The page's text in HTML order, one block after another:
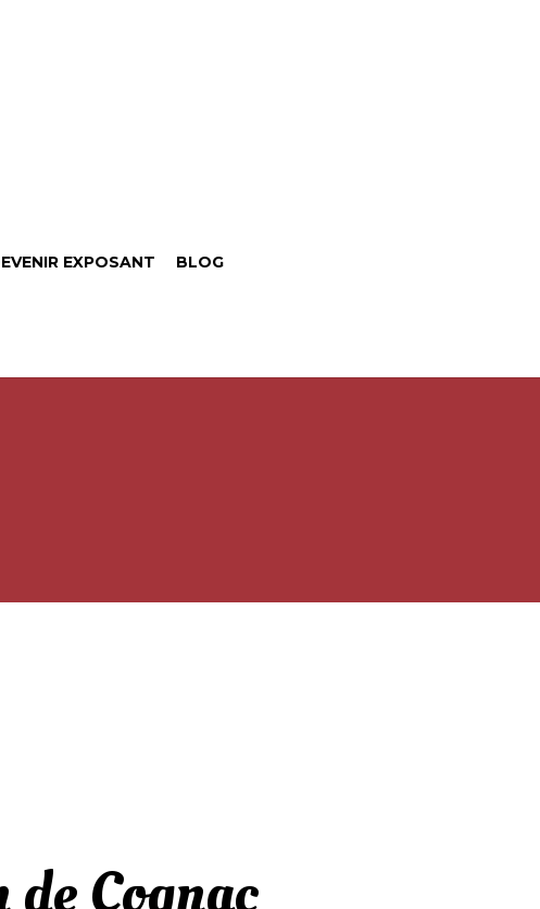
EXPOSANT BLOG